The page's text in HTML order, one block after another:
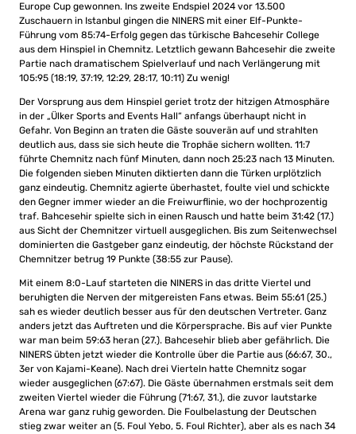
Europe Cup gewonnen. Ins zweite Endspiel 2024 vor 13.500
Zuschauern in Istanbul gingen die NINERS mit einer Elf-Punkte-
Führung vom 85:74-Erfolg gegen das türkische Bahcesehir College
aus dem Hinspiel in Chemnitz. Letztlich gewann Bahcesehir die zweite
Partie nach dramatischem Spielverlauf und nach Verlängerung mit
105:95 (18:19, 37:19, 12:29, 28:17, 10:11) Zu wenig!
Der Vorsprung aus dem Hinspiel geriet trotz der hitzigen Atmosphäre
in der „Ülker Sports and Events Hall“ anfangs überhaupt nicht in
Gefahr. Von Beginn an traten die Gäste souverän auf und strahlten
deutlich aus, dass sie sich heute die Trophäe sichern wollten. 11:7
führte Chemnitz nach fünf Minuten, dann noch 25:23 nach 13 Minuten.
Die folgenden sieben Minuten diktierten dann die Türken urplötzlich
ganz eindeutig. Chemnitz agierte überhastet, foulte viel und schickte
den Gegner immer wieder an die Freiwurflinie, wo der hochprozentig
traf. Bahcesehir spielte sich in einen Rausch und hatte beim 31:42 (17.)
aus Sicht der Chemnitzer virtuell ausgeglichen. Bis zum Seitenwechsel
dominierten die Gastgeber ganz eindeutig, der höchste Rückstand der
Chemnitzer betrug 19 Punkte (38:55 zur Pause).
Mit einem 8:0-Lauf starteten die NINERS in das dritte Viertel und
beruhigten die Nerven der mitgereisten Fans etwas. Beim 55:61 (25.)
sah es wieder deutlich besser aus für den deutschen Vertreter. Ganz
anders jetzt das Auftreten und die Körpersprache. Bis auf vier Punkte
war man beim 59:63 heran (27.). Bahcesehir blieb aber gefährlich. Die
NINERS übten jetzt wieder die Kontrolle über die Partie aus (66:67, 30.,
3er von Kajami-Keane). Nach drei Vierteln hatte Chemnitz sogar
wieder ausgeglichen (67:67). Die Gäste übernahmen erstmals seit dem
zweiten Viertel wieder die Führung (71:67, 31.), die zuvor lautstarke
Arena war ganz ruhig geworden. Die Foulbelastung der Deutschen
stieg zwar weiter an (5. Foul Yebo, 5. Foul Richter), aber als es nach 34